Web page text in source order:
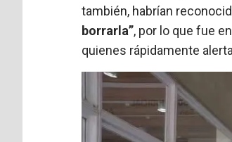
también, habrían
borrarla”, por lo que fue
quienes rápidamente